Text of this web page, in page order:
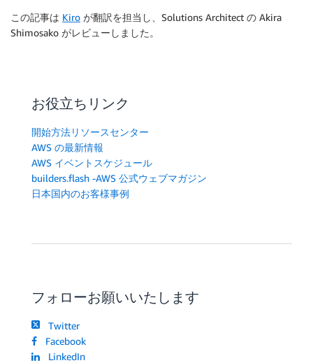
この記事は Kiro が翻訳を担当し、Solutions Architect の Akira
Shimosako がレビューしました。
お役立ちリンク
開始方法リソースセンター
AWS の最新情報
AWS イベントスケジュール
builders.flash -AWS 公式ウェブマガジン
日本国内のお客様事例
フォローお願いいたします
Twitter
Facebook
LinkedIn